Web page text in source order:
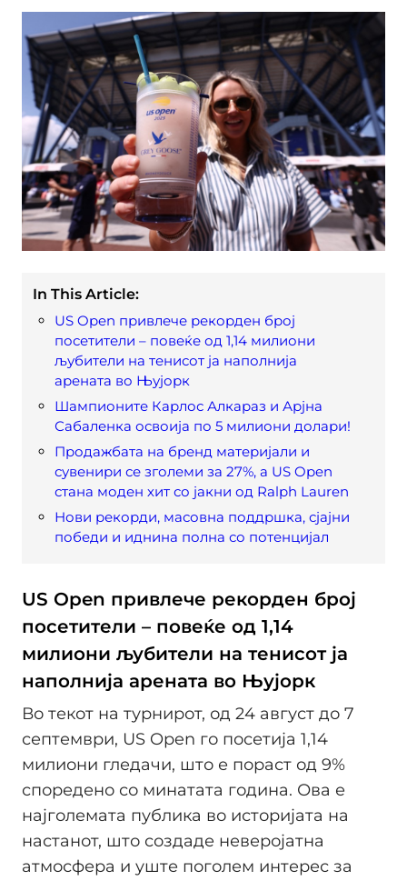
In This Article:
US Open привлече рекорден број
посетители – повеќе од 1,14 милиони
љубители на тенисот ја наполнија
арената во Њујорк
Шампионите Карлос Алкараз и Арјна
Сабаленка освоија по 5 милиони долари!
Продажбата на бренд материјали и
сувенири се зголеми за 27%, а US Open
стана моден хит со јакни од Ralph Lauren
Нови рекорди, масовна поддршка, сјајни
победи и иднина полна со потенцијал
US Open привлече рекорден број
посетители – повеќе од 1,14
милиони љубители на тенисот ја
наполнија арената во Њујорк
Во текот на турнирот, од 24 август до 7
септември, US Open го посетија 1,14
милиони гледачи, што е пораст од 9%
споредено со минатата година. Ова е
најголемата публика во историјата на
настанот, што создаде неверојатна
атмосфера и уште поголем интерес за